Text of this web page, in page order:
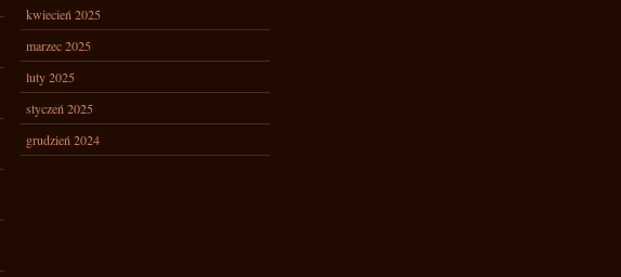
kwiecień 2025
marzec 2025
luty 2025
styczeń 2025
grudzień 2024